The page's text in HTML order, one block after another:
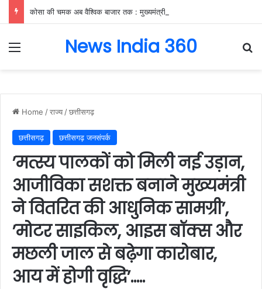
Menu News India 360
Home /राज्य /छत्तीसगढ़
छत्तीसगढ़ छत्तीसगढ़ जनसंपर्क
’मत्स्य पालकों को मिली नई उड़ान,
आजीविका सशक्त बनाने मुख्यमंत्री
ने वितरित की आधुनिक सामग्री’,
’मोटर साइकिल, आइस बॉक्स और
मछली जाल से बढ़ेगा कारोबार,
आय में होगी वृद्धि’…..